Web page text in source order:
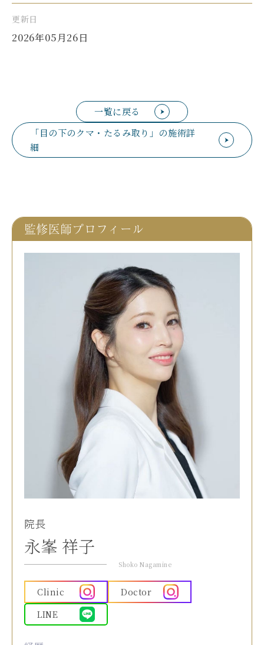
更新日
2026年05月26日
一覧に戻る
「目の下のクマ・たるみ取り」の施術詳
細
監修医師プロフィール
院長
永峯 祥子
Shoko Nagamine
Clinic
Doctor
LINE